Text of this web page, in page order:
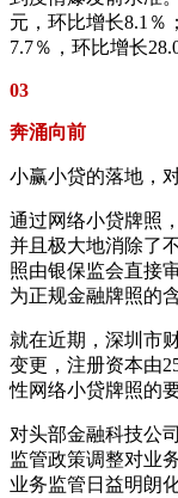
元，环比增长8.1％
7.7％，环比增长
03
奔涌向前
小赢小贷的落地，
通过网络小贷牌照
并且极大地消除了
照由银保监会直接
为正规金融牌照的
就在近期，深圳市
变更，注册资本由
性网络小贷牌照的要
对头部金融科技公
监管政策调整对业
业务监管日益明朗